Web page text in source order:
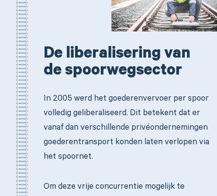
De liberalisering van
de spoorwegsector
In 2005 werd het goederenvervoer per spoor
volledig geliberaliseerd. Dit betekent dat er
vanaf dan verschillende privéondernemingen
goederentransport konden laten verlopen via
het spoornet.
Om deze vrije concurrentie mogelijk te